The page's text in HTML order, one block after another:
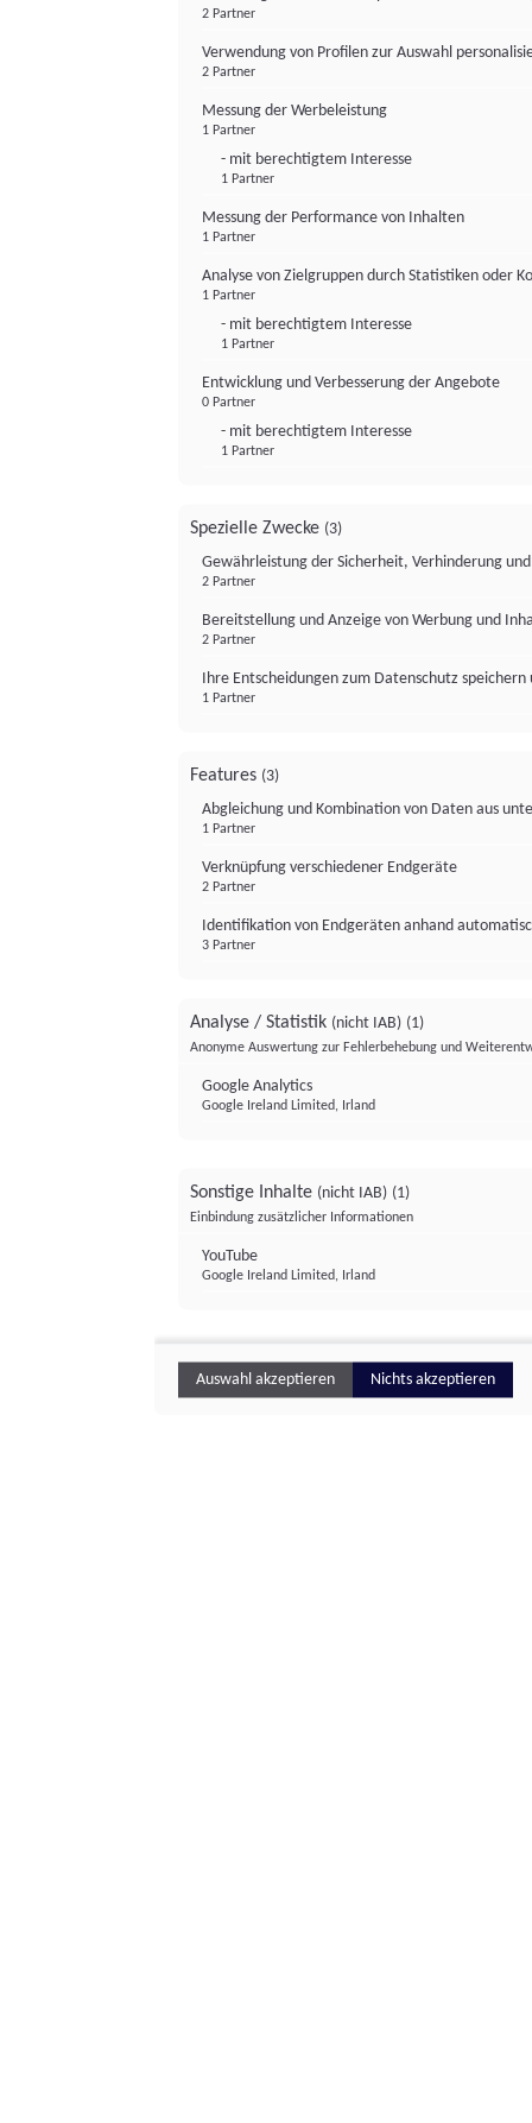
2 Partner
Verwendung von Profilen zur Auswahl
2 Partner
Messung der Werbeleistung
1 Partner
- mit berechtigtem Interesse
1 Partner
Messung der Performance von Inhalten
1 Partner
Analyse von Zielgruppen durch Statistiken oder
1 Partner
- mit berechtigtem Interesse
1 Partner
Entwicklung und Verbesserung der Angebote
0 Partner
- mit berechtigtem Interesse
1 Partner
Spezielle Zwecke (3)
Gewährleistung der Sicherheit, Verhinderung
2 Partner
Bereitstellung und Anzeige von Werbung und
2 Partner
Ihre Entscheidungen zum Datenschutz
1 Partner
Features (3)
Abgleichung und Kombination von Daten aus
1 Partner
Verknüpfung verschiedener Endgeräte
2 Partner
Identifikation von Endgeräten anhand
3 Partner
Analyse / Statistik (nicht IAB) (1)
Anonyme Auswertung zur Fehlerbehebung und
Google Analytics
Google Ireland Limited, Irland
Sonstige Inhalte (nicht IAB) (1)
Einbindung zusätzlicher Informationen
YouTube
Google Ireland Limited, Irland
Auswahl akzeptieren Nichts akzeptieren